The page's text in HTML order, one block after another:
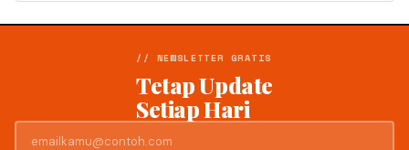
// NEWSLETTER GRATIS
Tetap Update
Setiap Hari